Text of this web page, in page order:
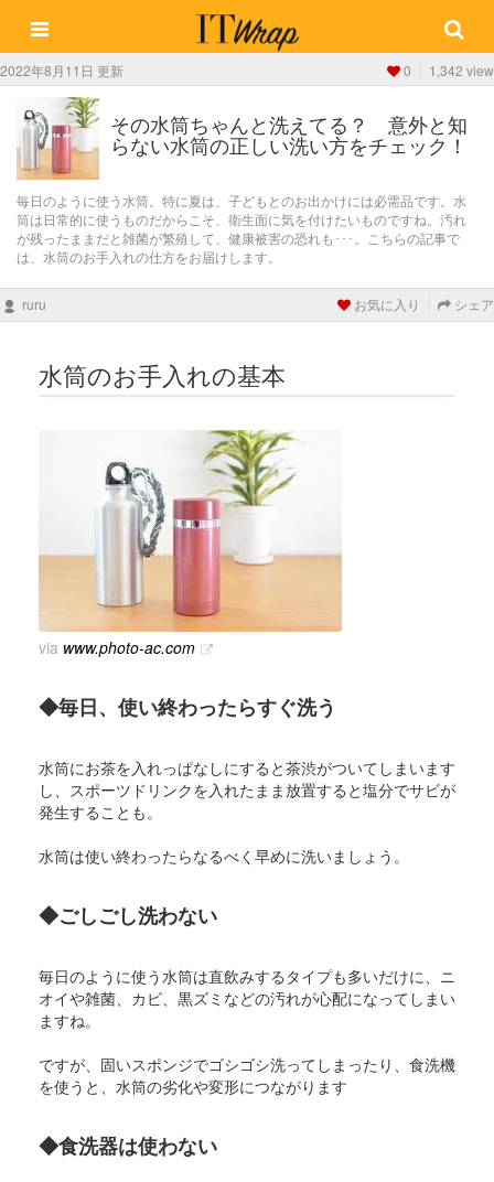
2022年8月11日 更新 0 1,342 view
その水筒ちゃんと洗えてる？ 意外と知
らない水筒の正しい洗い方をチェック！
毎日のように使う水筒。特に夏は、子どもとのお出かけには必需品です。水
筒は日常的に使うものだからこそ、衛生面に気を付けたいものですね。汚れ
が残ったままだと雑菌が繁殖して、健康被害の恐れも･･･。こちらの記事で
は、水筒のお手入れの仕方をお届けします。
ruru お気に入り シェア
水筒のお手入れの基本
via www.photo-ac.com
◆毎日、使い終わったらすぐ洗う
水筒にお茶を入れっぱなしにすると茶渋がついてしまいます
し、スポーツドリンクを入れたまま放置すると塩分でサビが
発生することも。
水筒は使い終わったらなるべく早めに洗いましょう。
◆ごしごし洗わない
毎日のように使う水筒は直飲みするタイプも多いだけに、ニ
オイや雑菌、カビ、黒ズミなどの汚れが心配になってしまい
ますね。
ですが、固いスポンジでゴシゴシ洗ってしまったり、食洗機
を使うと、水筒の劣化や変形につながります
◆食洗器は使わない